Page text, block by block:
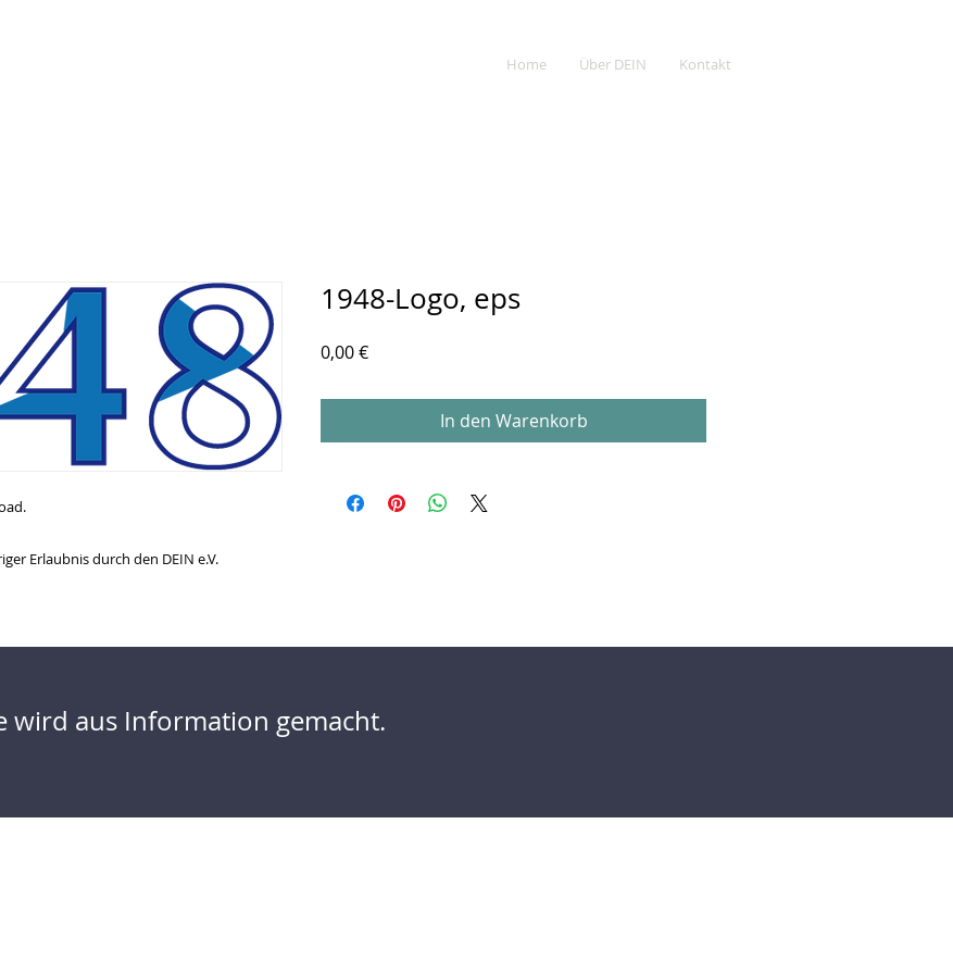
Home Über DEIN Kontakt
Erlaubnis durch den DEIN e.V.
1948-Logo, eps
0,00 €Preis
In den Warenkorb
wird aus Information gemacht.